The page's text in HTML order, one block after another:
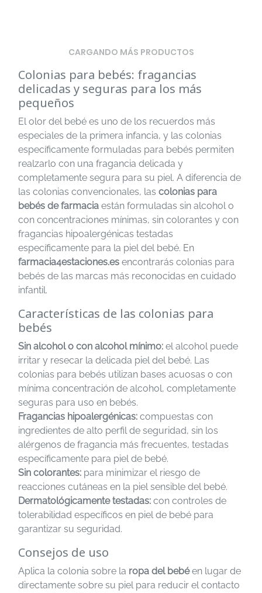
CARGANDO MÁS PRODUCTOS
Colonias para bebés: fragancias
delicadas y seguras para los más
pequeños
El olor del bebé es uno de los recuerdos más
especiales de la primera infancia, y las colonias
específicamente formuladas para bebés permiten
realzarlo con una fragancia delicada y
completamente segura para su piel. A diferencia de
las colonias convencionales, las colonias para
bebés de farmacia están formuladas sin alcohol o
con concentraciones mínimas, sin colorantes y con
fragancias hipoalergénicas testadas
específicamente para la piel del bebé. En
farmacia4estaciones.es encontrarás colonias para
bebés de las marcas más reconocidas en cuidado
infantil.
Características de las colonias para
bebés
Sin alcohol o con alcohol mínimo: el alcohol puede
irritar y resecar la delicada piel del bebé. Las
colonias para bebés utilizan bases acuosas o con
mínima concentración de alcohol, completamente
seguras para uso en bebés.
Fragancias hipoalergénicas: compuestas con
ingredientes de alto perfil de seguridad, sin los
alérgenos de fragancia más frecuentes, testadas
específicamente para piel de bebé.
Sin colorantes: para minimizar el riesgo de
reacciones cutáneas en la piel sensible del bebé.
Dermatológicamente testadas: con controles de
tolerabilidad específicos en piel de bebé para
garantizar su seguridad.
Consejos de uso
Aplica la colonia sobre la ropa del bebéen lugar de
directamente sobre su piel para reducir el contacto